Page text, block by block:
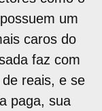
um
caros do
faz com
reais, e se
paga, sua